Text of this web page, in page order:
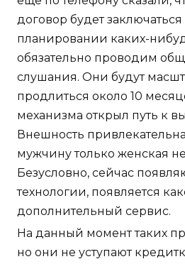
договор будет
планировании каких-
обязательно проводим
слушания. Они будут
продлиться около 10
механизма открыл путь к
Внешность
мужчину только женская
Безусловно, сейчас
технологии, появляется
дополнительный сервис.
На данный момент таких
но они не уступают